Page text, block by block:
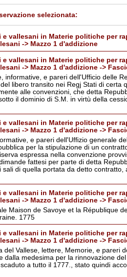
selezionata:
e vallesani in Materie politiche per
-> Mazzo 1 d'addizione
e vallesani in Materie politiche per
-> Mazzo 1 d'addizione ->
informative, e pareri dell'Ufficio delle
libero transito nei Regj Stati di certa
alle convenzioni, che detta
il dominio di S.M. in virtù della
e vallesani in Materie politiche per
-> Mazzo 1 d'addizione ->
e pareri dell'Uffizio generale
per la stipulazione di un
espressa nella convenzione
fattesi per parte di detta
di quella portata da detto contratto,
e vallesani in Materie politiche per
-> Mazzo 1 d'addizione ->
Maison de Savoye et la République
1775
e vallesani in Materie politiche per
-> Mazzo 1 d'addizione ->
del Vallese, lettere, Memorie, e pareri
dalla medesima per la rinnovazione
a tutto il 1777., stato quindi